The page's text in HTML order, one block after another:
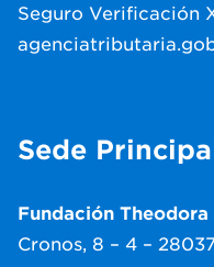
Seguro Verificación
Sede
Fundación Theodora
Cronos, 8 – 4 –